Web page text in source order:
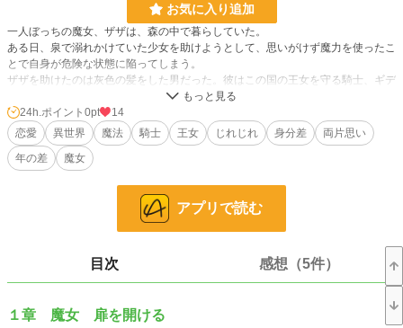
お気に入り追加
一人ぼっちの魔女、ザザは、森の中で暮らしていた。
ある日、泉で溺れかけていた少女を助けようとして、思いがけず魔力を使ったこ
とで自身が危険な状態に陥ってしまう。
ザザを助けたのは灰色の髪をした男だった。彼はこの国の王女を守る騎士、ギデ
命を助けられたザザは、ギディオンを仕えるべき主（あるじ）と心に決める。し
かし、彼の大切な存在は第三王女フェリア。
ザザはそんな彼の役に立とうと一生懸命だが、その想いはどんどん広がっ
て……。
──あなたと共にありたい。
この想いの名はなんと言うのだろう？
228,971 位 / 228,971 件
24h.ポイント 0pt
14
恋愛
異世界 魔法 騎士 王女 じれじれ 身分差
両片思い
年の差
魔女
アプリで読む
目次 感想（5件）
１章 魔女 扉を開ける